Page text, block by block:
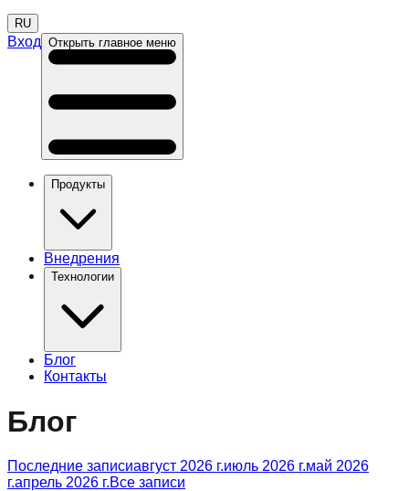
RU
Вход Открыть главное меню
Продукты
Внедрения
Технологии
Блог
Контакты
Блог
Последние записиавгуст 2026 г.июль 2026 г.май 2026
г.апрель 2026 г.Все записи